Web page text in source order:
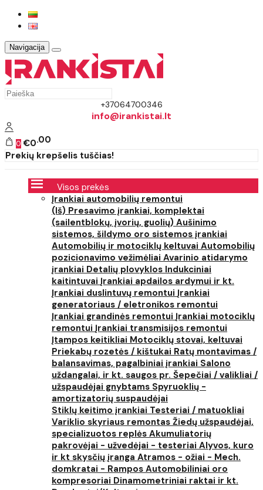
Navigacija
+37064700346
info@irankistai.lt
0 €0 00
Prekių krepšelis tuščias!
Visos prekės
Įrankiai automobilių remontui
(Iš) Presavimo įrankiai, komplektai
(sailentblokų, įvorių, guolių) Aušinimo
sistemos, šildymo oro sistemos įrankiai
Automobilių ir motociklų keltuvai Automobilių
pozicionavimo vežimėliai Avarinio atidarymo
įrankiai Detalių plovyklos Indukciniai
kaitintuvai Įrankiai apdailos ardymui ir kt.
Įrankiai duslintuvų remontui Įrankiai
generatoriaus / eletronikos remontui
Įrankiai grandinės remontui Įrankiai motociklų
remontui Įrankiai transmisijos remontui
Įtampos keitikliai Motociklų stovai, keltuvai
Priekabų rozetės / kištukai Ratų montavimas /
balansavimas, pagalbiniai įrankiai Salono
uždangalai, ir kt. saugos pr. Šepečiai / valikliai /
užspaudėjai gnybtams Spyruoklių -
amortizatorių suspaudėjai
Stiklų keitimo įrankiai Testeriai / matuokliai
Variklio skyriaus remontas Žiedų užspaudėjai,
specializuotos replės Akumuliatorių
pakrovėjai - užvedėjai - testeriai Alyvos, kuro
ir kt skysčių įranga Atramos - ožiai - Mech.
domkratai - Rampos Automobiliniai oro
kompresoriai Dinamometriniai raktai ir kt.